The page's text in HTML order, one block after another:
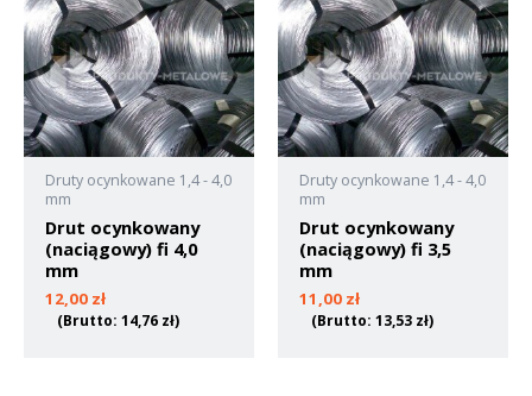
Druty ocynkowane 1,4 - 4,0
mm
Drut ocynkowany
(naciągowy) fi 4,0
mm
12,00 zł
(Brutto: 14,76 zł)
Druty ocynkowane 1,4 - 4,0
mm
Drut ocynkowany
(naciągowy) fi 3,5
mm
11,00 zł
(Brutto: 13,53 zł)